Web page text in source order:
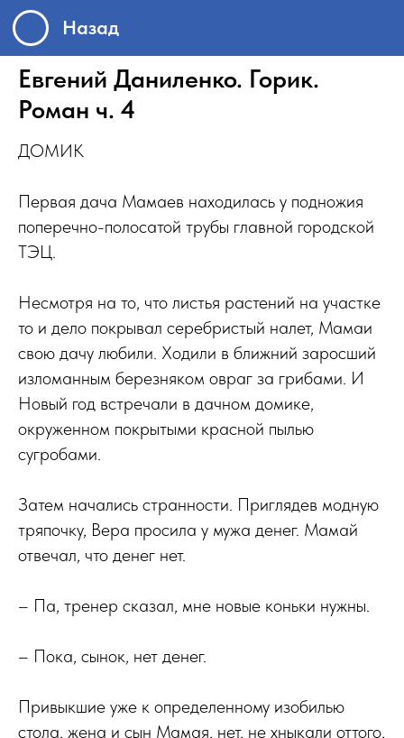
Назад
Евгений Даниленко. Горик.
Роман ч. 4
ДОМИК
Первая дача Мамаев находилась у подножия
поперечно-полосатой трубы главной городской
ТЭЦ.
Несмотря на то, что листья растений на участке
то и дело покрывал серебристый налет, Мамаи
свою дачу любили. Ходили в ближний заросший
изломанным березняком овраг за грибами. И
Новый год встречали в дачном домике,
окруженном покрытыми красной пылью
сугробами.
Затем начались странности. Приглядев модную
тряпочку, Вера просила у мужа денег. Мамай
отвечал, что денег нет.
– Па, тренер сказал, мне новые коньки нужны.
– Пока, сынок, нет денег.
Привыкшие уже к определенному изобилью
стола, жена и сын Мамая, нет, не хныкали оттого,